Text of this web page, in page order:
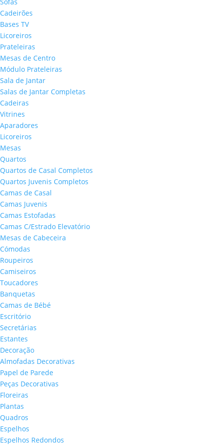
Cadeirões
Bases TV
Licoreiros
Prateleiras
Mesas de Centro
Módulo Prateleiras
Sala de Jantar
Salas de Jantar Completas
Cadeiras
Vitrines
Aparadores
Licoreiros
Mesas
Quartos
Quartos de Casal Completos
Quartos Juvenis Completos
Camas de Casal
Camas Juvenis
Camas Estofadas
Camas C/Estrado Elevatório
Mesas de Cabeceira
Cómodas
Roupeiros
Camiseiros
Toucadores
Banquetas
Camas de Bébé
Escritório
Secretárias
Estantes
Decoração
Almofadas Decorativas
Papel de Parede
Peças Decorativas
Floreiras
Plantas
Quadros
Espelhos
Espelhos Redondos